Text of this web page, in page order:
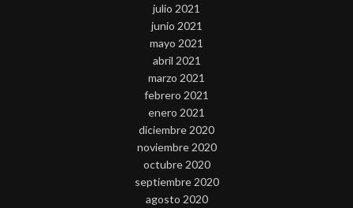
julio 2021
junio 2021
mayo 2021
abril 2021
marzo 2021
febrero 2021
enero 2021
diciembre 2020
noviembre 2020
octubre 2020
septiembre 2020
agosto 2020